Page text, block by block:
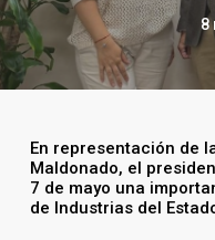
8
En representación de
Maldonado, el
7 de mayo una
de Industrias del